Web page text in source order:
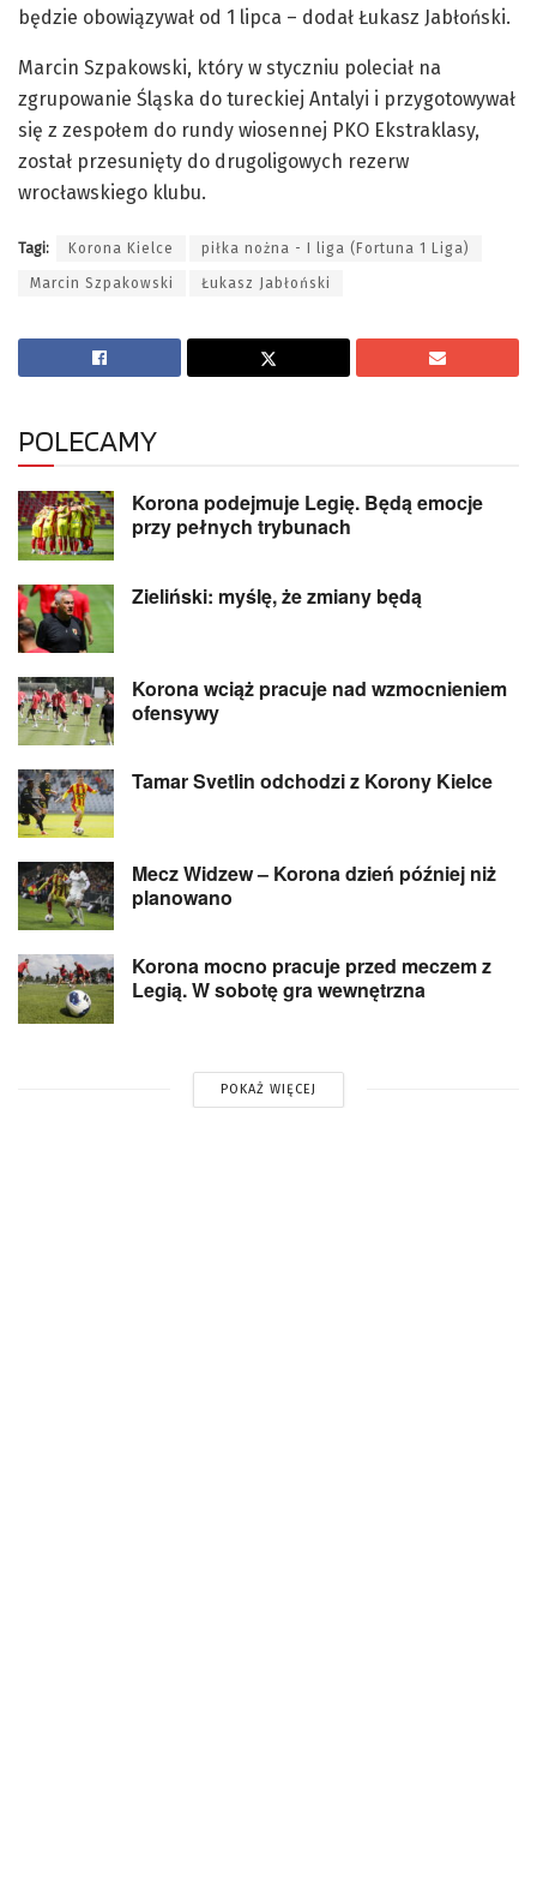
będzie obowiązywał od 1 lipca – dodał Łukasz Jabłoński.
Marcin Szpakowski, który w styczniu poleciał na
zgrupowanie Śląska do tureckiej Antalyi i przygotowywał
się z zespołem do rundy wiosennej PKO Ekstraklasy,
został przesunięty do drugoligowych rezerw
wrocławskiego klubu.
Tagi: Korona Kielce piłka nożna - I liga (Fortuna 1 Liga)
Marcin Szpakowski Łukasz Jabłoński
POLECAMY
Korona podejmuje Legię. Będą emocje
przy pełnych trybunach
Zieliński: myślę, że zmiany będą
Korona wciąż pracuje nad wzmocnieniem
ofensywy
Tamar Svetlin odchodzi z Korony Kielce
Mecz Widzew – Korona dzień później niż
planowano
Korona mocno pracuje przed meczem z
Legią. W sobotę gra wewnętrzna
POKAŻ WIĘCEJ